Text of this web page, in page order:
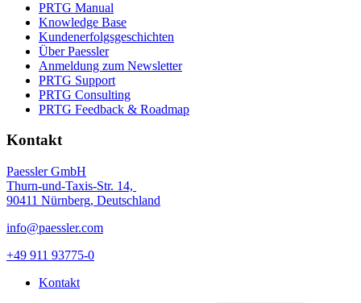
PRTG Manual
Knowledge Base
Kundenerfolgsgeschichten
Über Paessler
Anmeldung zum Newsletter
PRTG Support
PRTG Consulting
PRTG Feedback & Roadmap
Kontakt
Paessler GmbH
Thurn-und-Taxis-Str. 14,
90411 Nürnberg, Deutschland
info@paessler.com
+49 911 93775-0
Kontakt